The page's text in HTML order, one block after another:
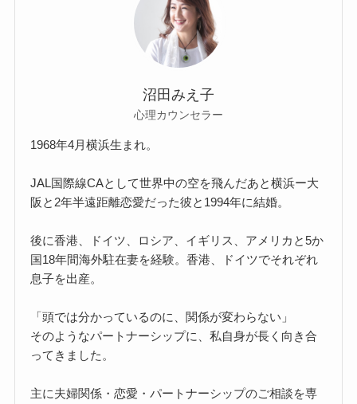
沼田みえ子
心理カウンセラー
1968年4月横浜生まれ。
JAL国際線CAとして世界中の空を飛んだあと横浜ー大
阪と2年半遠距離恋愛だった彼と1994年に結婚。
後に香港、ドイツ、ロシア、イギリス、アメリカと5か
国18年間海外駐在妻を経験。香港、ドイツでそれぞれ
息子を出産。
「頭では分かっているのに、関係が変わらない」
そのようなパートナーシップに、私自身が長く向き合
ってきました。
主に夫婦関係・恋愛・パートナーシップのご相談を専